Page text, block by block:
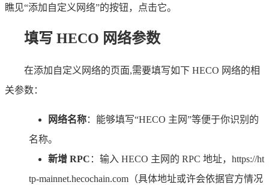
瞧见“添加自定义网络”的按钮，点击它。
填写 HECO 网络参数
在添加自定义网络的页面,需要填写如下 HECO 网络的相
关参数：
网络名称：能够填写“HECO 主网”等便于你识别的
名称。
新增 RPC ：输入 HECO 主网的 RPC 地址，https://ht
tp-mainnet.hecochain.com（具体地址或许会依据官方情况